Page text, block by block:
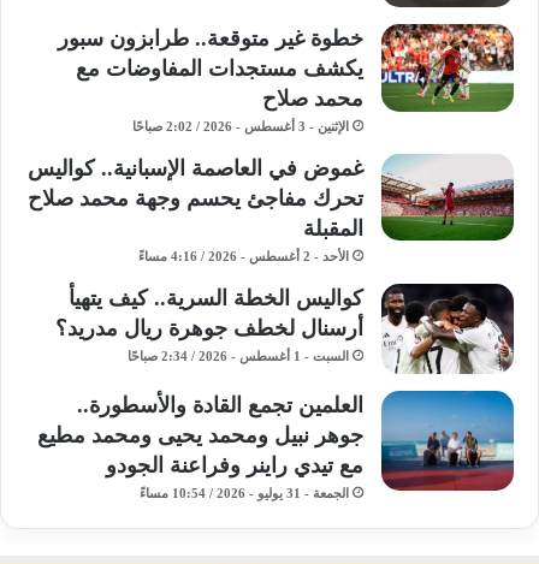
خطوة غير متوقعة.. طرابزون سبور
يكشف مستجدات المفاوضات مع
محمد صلاح
الإثنين - 3 أغسطس - 2026 / 2:02 صباحًا
غموض في العاصمة الإسبانية.. كواليس
تحرك مفاجئ يحسم وجهة محمد صلاح
المقبلة
الأحد - 2 أغسطس - 2026 / 4:16 مساءً
كواليس الخطة السرية.. كيف يتهيأ
أرسنال لخطف جوهرة ريال مدريد؟
السبت - 1 أغسطس - 2026 / 2:34 صباحًا
​العلمين تجمع القادة والأسطورة..
جوهر نبيل ومحمد يحيى ومحمد مطيع
مع تيدي راينر وفراعنة الجودو ​
الجمعة - 31 يوليو - 2026 / 10:54 مساءً